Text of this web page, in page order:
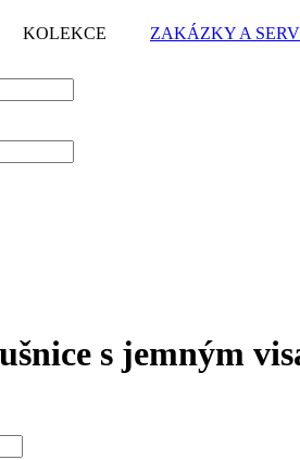
KOLEKCE ZAKÁZKY A
s jemným